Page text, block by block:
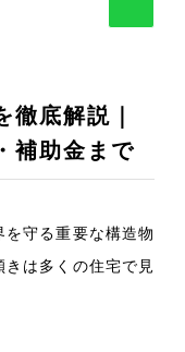
徹底解説｜
補助金まで
守る重要な構造物
きは多くの住宅で見